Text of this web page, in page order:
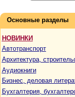
Основные разделы
НОВИНКИ
Автотранспорт
Архитектура,
Аудиокниги
Бизнес, деловая
Бухгалтерия,